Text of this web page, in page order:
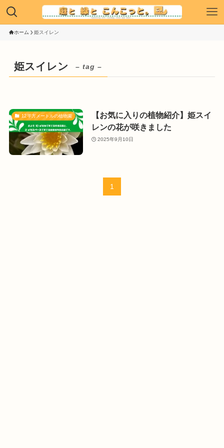
ホーム 姫スイレン
姫スイレン – tag –
12平方メートルの植物園
【お気に入りの植物紹介】姫スイ
レンの花が咲きました
2025年9月10日
1